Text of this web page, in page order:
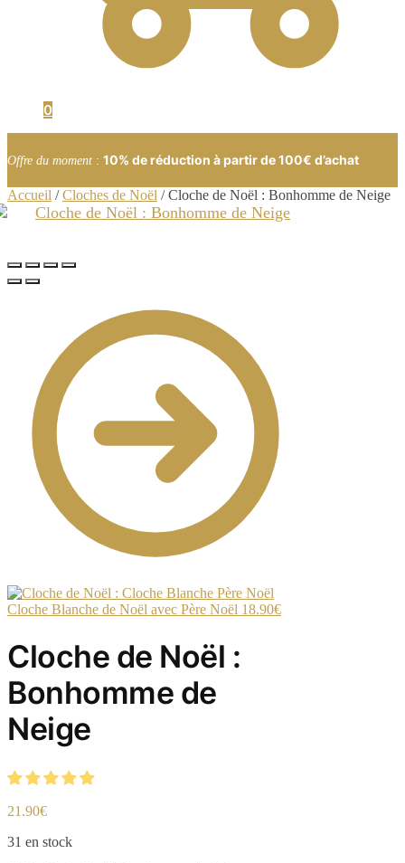
0
Offre du moment : 10% de réduction à partir de 100€ d’achat
Accueil /Cloches de Noël /Cloche de Noël : Bonhomme de Neige
Cloche Blanche de Noël avec Père Noël 18.90€
Cloche de Noël :
Bonhomme de
Neige
21.90€
31 en stock